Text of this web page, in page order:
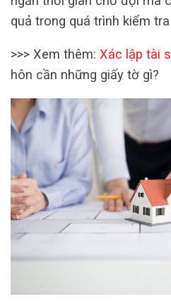
quả trong quá trình kiểm
>>> Xem thêm: Xác lập tài
hôn cần những giấy tờ gì?